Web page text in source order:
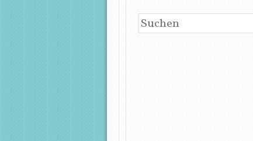
SUCHEN